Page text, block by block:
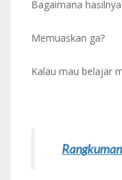
Bagaimana
Memuaskan ga?
Kalau mau belajar